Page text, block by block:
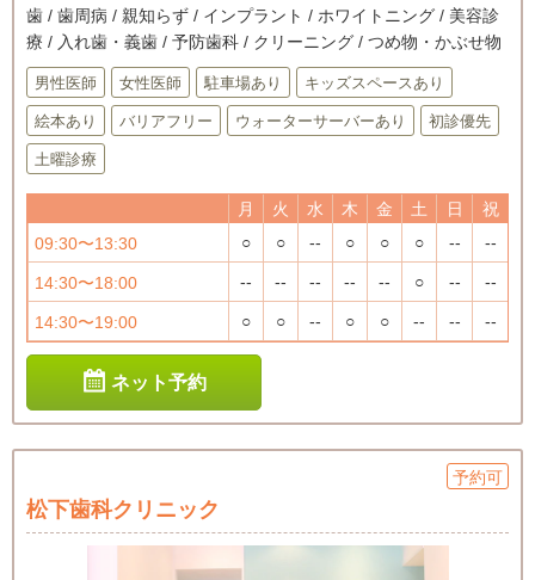
歯 / 歯周病 / 親知らず / インプラント / ホワイトニング / 美容診
療 / 入れ歯・義歯 / 予防歯科 / クリーニング / つめ物・かぶせ物
男性医師 女性医師 駐車場あり キッズスペースあり
絵本あり バリアフリー ウォーターサーバーあり 初診優先
土曜診療
月 火 水 木 金 土 日
祝
09:30〜13:30
○ ○ -- ○ ○ ○ -- --
14:30〜18:00 -- -- -- -- -- ○ -- --
14:30〜19:00 ○ ○ -- ○ ○ -- -- --
ネット予約
予約可
松下歯科クリニック